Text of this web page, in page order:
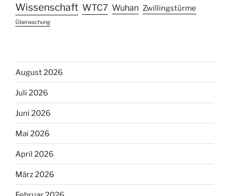
Wissenschaft WTC7 Wuhan Zwillingstürme
Überwachung
August 2026
Juli 2026
Juni 2026
Mai 2026
April 2026
März 2026